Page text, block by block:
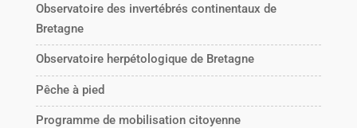
Observatoire des invertébrés continentaux de
Bretagne
Observatoire herpétologique de Bretagne
Pêche à pied
Programme de mobilisation citoyenne